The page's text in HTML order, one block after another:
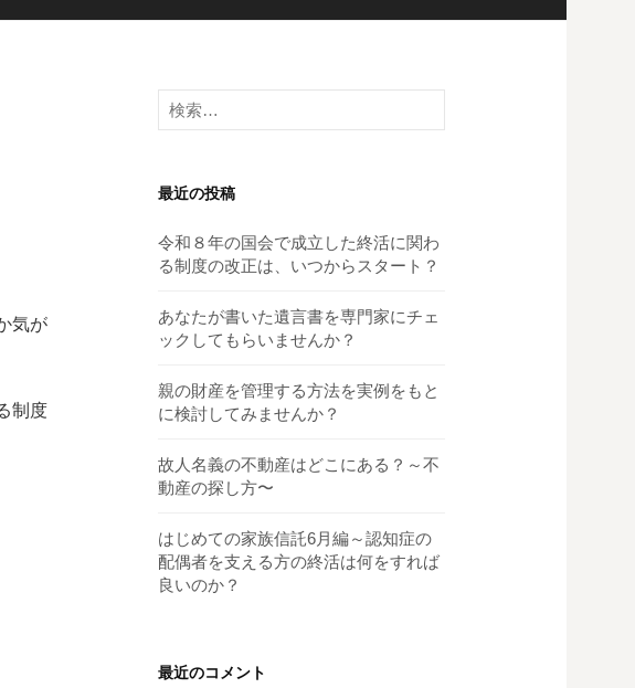
気が
制度
検
索:
最近の投稿
令和８年の国会で成立した終活に関わ
る制度の改正は、いつからスタート？
あなたが書いた遺言書を専門家にチェ
ックしてもらいませんか？
親の財産を管理する方法を実例をもと
に検討してみませんか？
故人名義の不動産はどこにある？～不
動産の探し方〜
はじめての家族信託6月編～認知症の
配偶者を支える方の終活は何をすれば
良いのか？
最近のコメント